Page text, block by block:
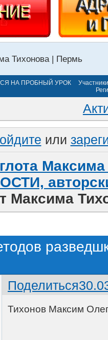
Тихонова | Пермь
НА ПРОБНЫЙ УРОК
Участники
или
Максима
Поделиться
Тихонов Максим